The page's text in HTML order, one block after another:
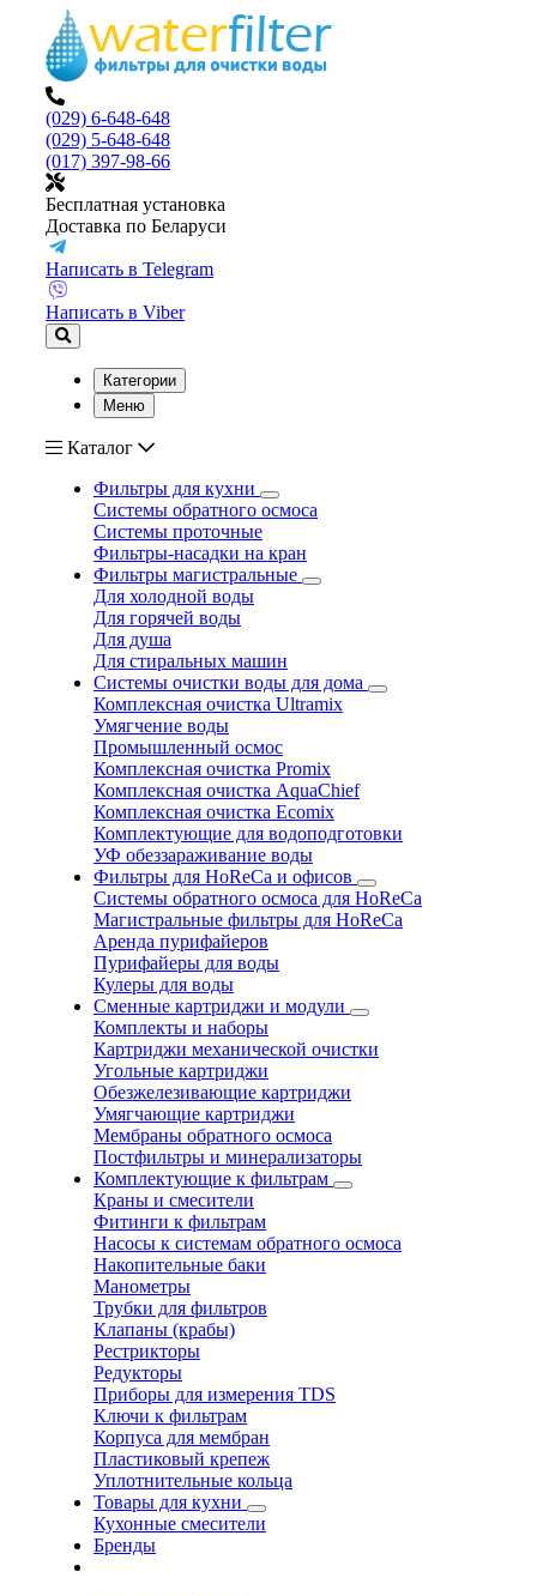
(029) 6-648-648
(029) 5-648-648
(017) 397-98-66
Бесплатная установка
Доставка по Беларуси
Написать в Telegram
Написать в Viber
Категории
Меню
Каталог
Фильтры для кухни
Системы обратного осмоса
Системы проточные
Фильтры-насадки на кран
Фильтры магистральные
Для холодной воды
Для горячей воды
Для душа
Для стиральных машин
Системы очистки воды для дома
Комплексная очистка Ultramix
Умягчение воды
Промышленный осмос
Комплексная очистка Promix
Комплексная очистка AquaChief
Комплексная очистка Ecomix
Комплектующие для водоподготовки
УФ обеззараживание воды
Фильтры для HoReCa и офисов
Системы обратного осмоса для HoReCa
Магистральные фильтры для HoReCa
Аренда пурифайеров
Пурифайеры для воды
Кулеры для воды
Сменные картриджи и модули
Комплекты и наборы
Картриджи механической очистки
Угольные картриджи
Обезжелезивающие картриджи
Умягчающие картриджи
Мембраны обратного осмоса
Постфильтры и минерализаторы
Комплектующие к фильтрам
Краны и смесители
Фитинги к фильтрам
Насосы к системам обратного осмоса
Накопительные баки
Манометры
Трубки для фильтров
Клапаны (крабы)
Рестрикторы
Редукторы
Приборы для измерения TDS
Ключи к фильтрам
Корпуса для мембран
Пластиковый крепеж
Уплотнительные кольца
Товары для кухни
Кухонные смесители
Бренды